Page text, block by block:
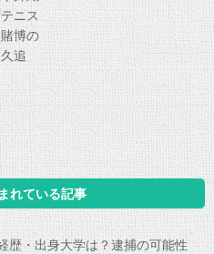
ニス
博の
追
れている記事
歴・出身大学は？逮捕の可能性